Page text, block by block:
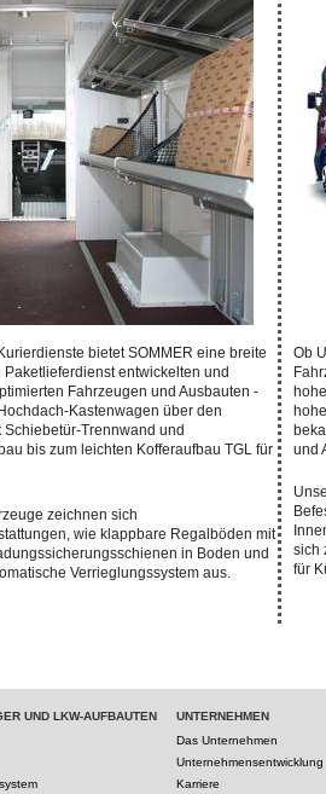
bietet SOMMER eine breite
entwickelten und
Fahrzeugen und Ausbauten -
Kastenwagen über den
Schiebetür-Trennwand und
bis zum leichten Kofferaufbau TGL für
zeichnen sich
wie klappbare Regalböden mit
in Boden und
Verrieglungssystem aus.
Ob
und
sich
für
UND LKW-AUFBAUTEN
UNTERNEHMEN
Das Unternehmen
Unternehmensentwicklung
Karriere